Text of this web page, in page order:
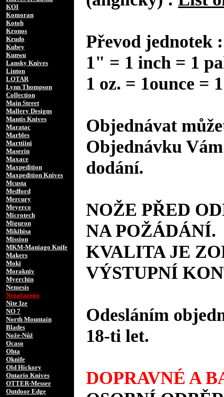
KOI
Komoran
Kotoh
Kronos
Krudo
Kubey
Kunwu
Lansky Knives
Linton
LOTAR
Lynn Thompson
Collection
Main Street
Mallery Designs
Mantis Knives
Maratac
Marbles
Marttiini
Maserin
Maxace
Maxpedition
Maxpedition Knives
Mcusta
Medford
Mercury
Meyerco
Microtech
Miguron
Mikihisa
Mission
MKM-Maniago Knife
Makers
Moki
Morakniv
Myerchin
Nemesis
Nezařazeno
Nite Ize
NO 7
North Mountain
Blades
Nože-Nůž
Ocaso
Ohta
Oknife
Old Hickory
Ontario Knives
OTTER-Messer
Outdoor Edge
Převod jednotek :
1" = 1 inch = 1
1 oz. = 1ounce =
Objednávat
Objednávku
dodání.
NOŽE PŘED
NA POŽÁDÁNÍ.
KVALITA JE
VÝSTUPNÍ
Odesláním
18-ti let.
DOPRAVNÉ A